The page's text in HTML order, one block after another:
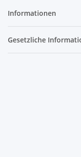
Informationen
Gesetzliche